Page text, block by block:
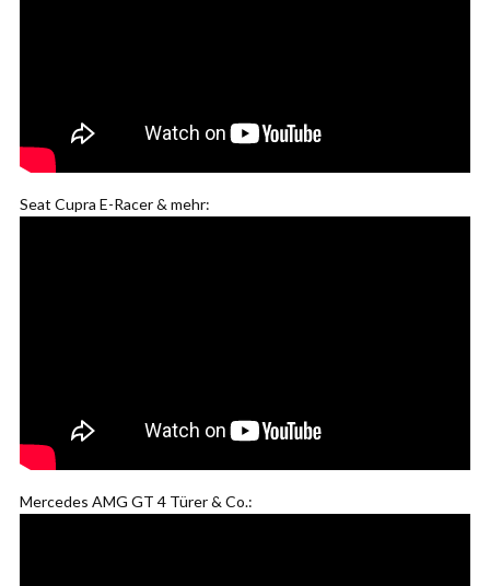
Seat Cupra E-Racer & mehr:
Mercedes AMG GT 4 Türer & Co.: